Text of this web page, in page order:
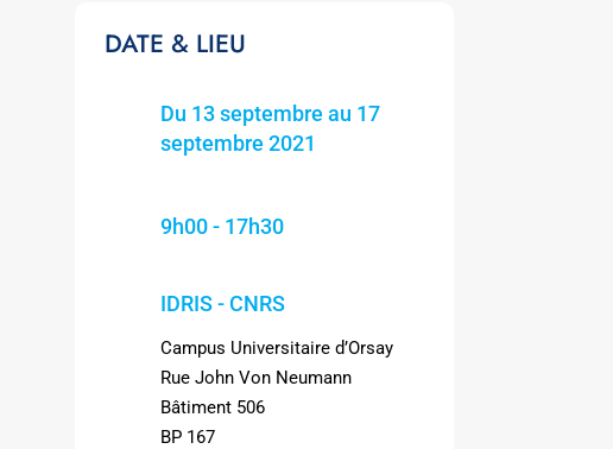
DATE & LIEU
Du 13 septembre au 17
septembre 2021
9h00 - 17h30
IDRIS - CNRS
Campus Universitaire d’Orsay
Rue John Von Neumann
Bâtiment 506
BP 167